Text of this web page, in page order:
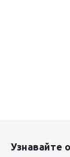
Узнавайте